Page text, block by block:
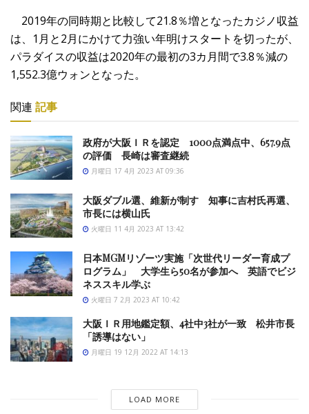
2019年の同時期と比較して21.8％増となったカジノ収益
は、 1月と2月にかけて力強い年明けスタートを切ったが、
パラダイスの収益は2020年の最初の3カ月間で3.8％減の
1,552.3億ウォンとなった。
関連 記事
政府が大阪ＩＲを認定 1000点満点中、657.9点
の評価 長崎は審査継続
月曜日 17 4月 2023 AT 09:36
大阪ダブル選、維新が制す 知事に吉村氏再選、
市長には横山氏
火曜日 11 4月 2023 AT 13:42
日本MGMリゾーツ実施「次世代リーダー育成プ
ログラム」 大学生ら50名が参加へ 英語でビジ
ネススキル学ぶ
火曜日 7 2月 2023 AT 10:42
大阪ＩＲ用地鑑定額、4社中3社が一致 松井市長
「誘導はない」
月曜日 19 12月 2022 AT 14:13
LOAD MORE